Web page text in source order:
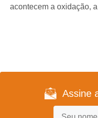
acontecem a oxidação,
Assine